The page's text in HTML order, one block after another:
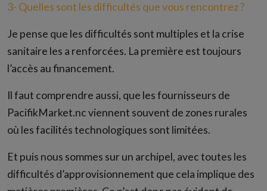
3- Quelles sont les difficultés que vous rencontrez ?
Je pense que les difficultés sont multiples et la crise
sanitaire les a renforcées. La première est toujours
l’accès au financement.
Il faut comprendre aussi, que les fournisseurs de
PacifikMarket.nc viennent souvent de zones rurales
où les facilités technologiques sont limitées.
Et puis nous sommes sur un archipel, avec toutes les
difficultés d’approvisionnement que cela implique des